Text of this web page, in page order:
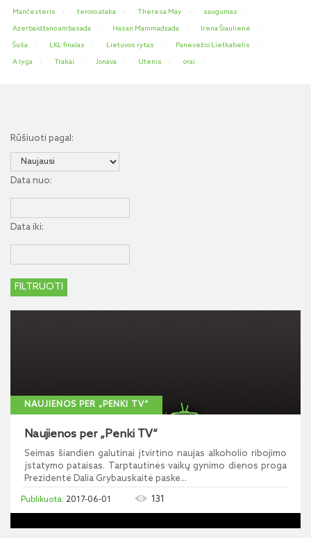
Mančesteris
teroro ataka Theresa May
saugumas
Azerbaidžano ambasada
Hasan Mammadzada
Irena Šiaulienė
Šuša
LKL finalas Lietuvos rytas
Panevėžio Lietkabelis
A lyga
Trakai Jonava Utenis orai
Rūšiuoti pagal:
Data nuo:
Data iki:
NAUJIENOS PER „PENKI TV“
Naujienos per „Penki TV“
Seimas šiandien galutinai įtvirtino naujas alkoholio ribojimo
įstatymo pataisas. Tarptautinės vaikų gynimo dienos proga
Prezidentė Dalia Grybauskaitė paske...
2017-06-01 131